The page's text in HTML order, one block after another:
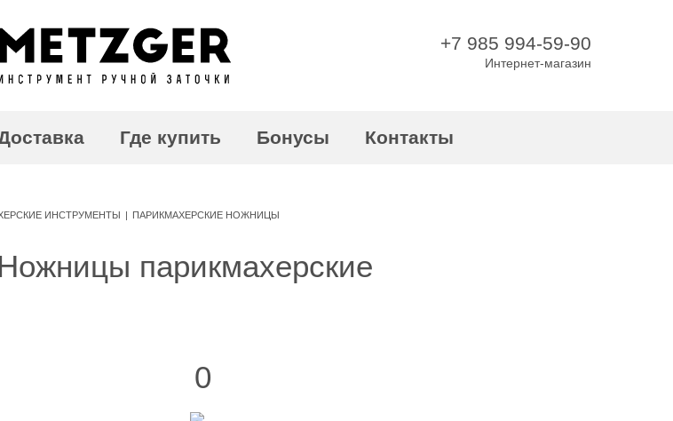
+7 985 994-59-90
Интернет-магазин
Где купить Бонусы Контакты
ИНСТРУМЕНТЫ | ПАРИКМАХЕРСКИЕ НОЖНИЦЫ
парикмахерские
0